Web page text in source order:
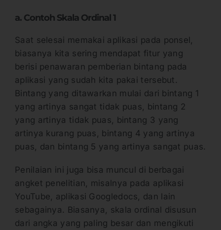
a. Contoh Skala Ordinal 1
Saat selesai memakai aplikasi pada ponsel,
biasanya kita sering mendapat fitur yang
berisi penawaran pemberian bintang pada
aplikasi yang sudah kita pakai tersebut.
Bintang yang ditawarkan mulai dari bintang 1
yang artinya sangat tidak puas, bintang 2
yang artinya tidak puas, bintang 3 yang
artinya kurang puas, bintang 4 yang artinya
puas, dan bintang 5 yang artinya sangat puas.
Penilaian ini juga bisa muncul di berbagai
angket penelitian, misalnya pada aplikasi
YouTube, aplikasi Googledocs, dan lain
sebagainya. Biasanya, skala ordinal disusun
dari angka yang paling besar dan mengikuti